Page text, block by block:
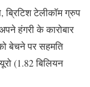
टेलीकॉम ग्रुप
हंगरी के कारोबार
बेचने पर सहमति
(1.82 बिलियन